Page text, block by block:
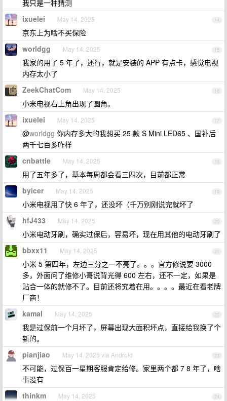
我只是一种猜测
14
ixuelei May 14, 2025
京东上为啥不买保险
15
worldgg May 14, 2025
我家的用了 5 年了，还行，就是安装的 APP 有点卡，感觉电视
内存太小了
16
ZeekChatCom May 14, 2025
小米电视右上角出现了圆角。
17
ixuelei May 14, 2025
@worldgg 你内存多大的我想买 25 款 S Mini LED65 、国补后
两千七百多咋样
18
cnbattle May 14, 2025
用了五年多了，基本每周都会看三四次，目前都正常
19
byicer May 14, 2025
小米电视用了快 6 年了，还没坏（千万别刚说完就坏了
20
hfJ433 May 14, 2025
小米电动牙刷，确实过保后，容易坏，现在用其他的电动牙刷了
21
bbxx11 May 14, 2025
小米 5 第四年，左边三分之一不亮了。。。官方修说要 3000
多，外面问了维修小哥说背光得 600 左右，还不一定，如果是
贴合一体的就修不了。目前还将究着在用。。。。最近在看老牌
厂商！
22
kamal May 14, 2025
我是过保前一个月坏了，屏幕出现大面积坏点，直接给我换了个
新的。
23
pianjiao May 14, 2025 via Android
不可能，过保百一星期客服肯定给修。家里两个都 7 8 年了，啥
事没有
24
thinkm May 14, 2025